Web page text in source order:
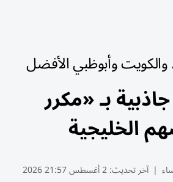
والكويت وأبوظبي الأفضل
بـ «مكرر
الخليجية
| آخر تحديث:2 أغسطس 21:57 2026